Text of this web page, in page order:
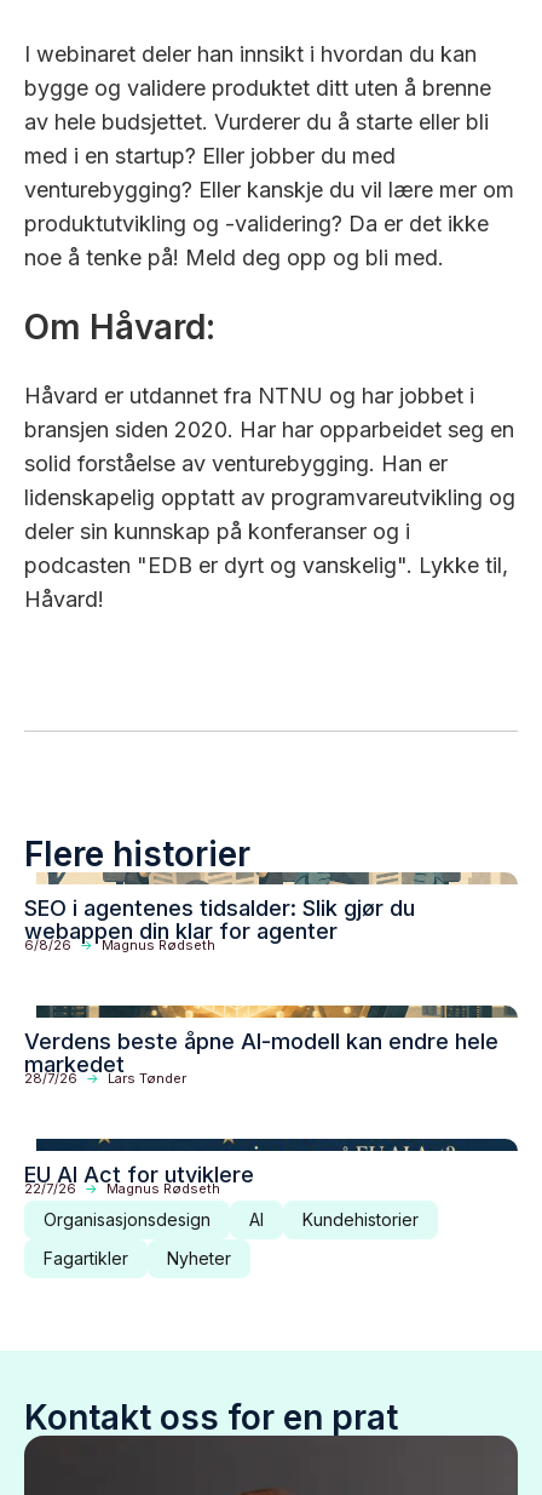
I webinaret deler han innsikt i hvordan du kan
bygge og validere produktet ditt uten å brenne
av hele budsjettet. Vurderer du å starte eller bli
med i en startup? Eller jobber du med
venturebygging? Eller kanskje du vil lære mer om
produktutvikling og -validering? Da er det ikke
noe å tenke på! Meld deg opp og bli med.
Om Håvard:
Håvard er utdannet fra NTNU og har jobbet i
bransjen siden 2020. Har har opparbeidet seg en
solid forståelse av venturebygging. Han er
lidenskapelig opptatt av programvareutvikling og
deler sin kunnskap på konferanser og i
podcasten "EDB er dyrt og vanskelig". Lykke til,
Håvard!
Flere historier
SEO i agentenes tidsalder: Slik gjør du
webappen din klar for agenter
6/8/26 -> Magnus Rødseth
Verdens beste åpne AI-modell kan endre hele
markedet
28/7/26 -> Lars Tønder
EU AI Act for utviklere
22/7/26 -> Magnus Rødseth
Organisasjonsdesign AI
Kundehistorier
Fagartikler
Nyheter
Kontakt oss for en prat